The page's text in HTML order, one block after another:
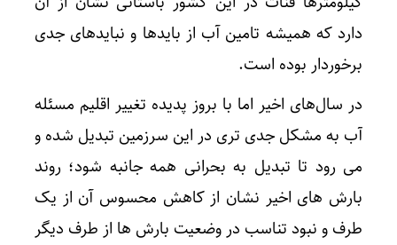
دارد که همیشه تامین آب از بایدها و نبایدهای جدی
برخوردار بوده است.
در سال‌های اخیر اما با بروز پدیده تغییر اقلیم مسئله
آب به مشکل جدی تری در این سرزمین تبدیل شده و
می رود تا تبدیل به بحرانی همه جانبه شود؛ روند
بارش های اخیر نشان از کاهش محسوس آن از یک
طرف و نبود تناسب در وضعیت بارش ها از طرف دیگر